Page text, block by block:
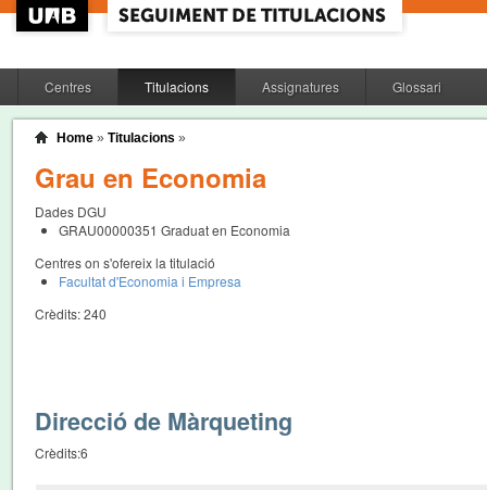
Centres Titulacions Assignatures Glossari
Home » Titulacions »
Grau en Economia
Dades DGU
GRAU00000351 Graduat en Economia
Centres on s'ofereix la titulació
Facultat d'Economia i Empresa
Crèdits:240
Direcció de Màrqueting
Crèdits:6